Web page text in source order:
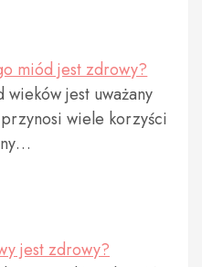
miód jest zdrowy?
wieków jest uważany
wiele korzyści
jest zdrowy?